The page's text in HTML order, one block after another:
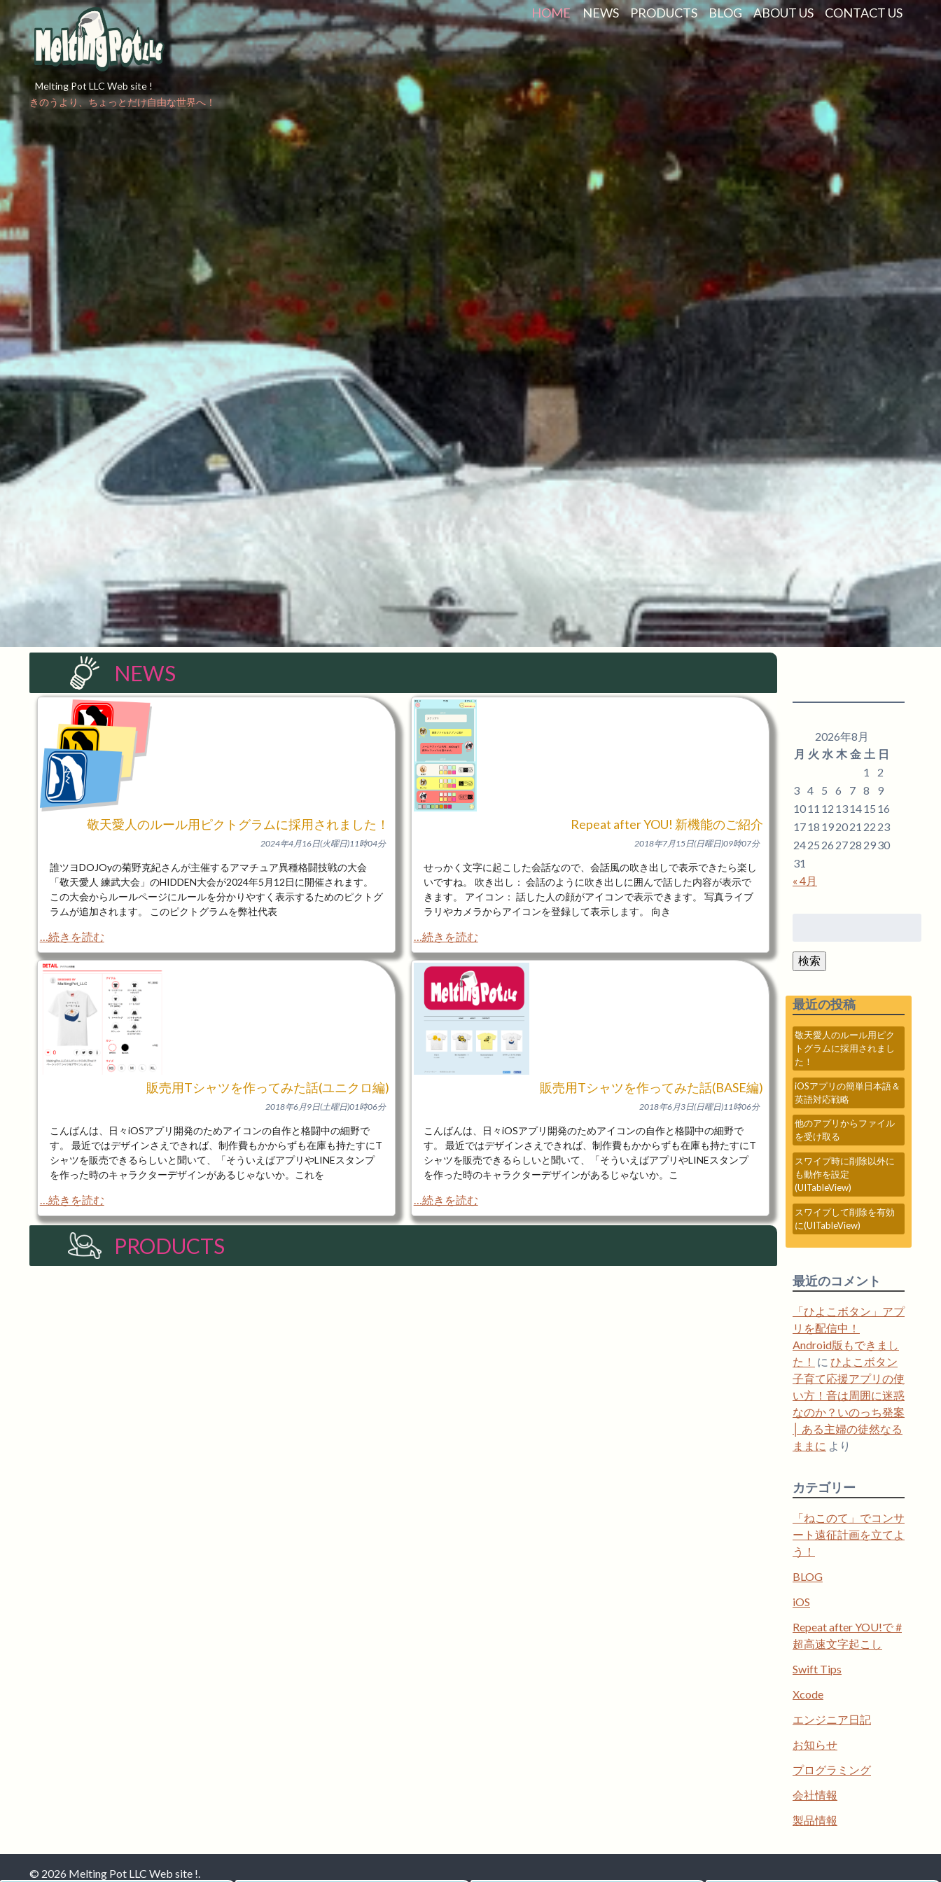
HOME NEWS PRODUCTS BLOG ABOUT US CONTACT US
Melting Pot LLC Web site !
きのうより、ちょっとだけ自由な世界へ！
NEWS
敬天愛人のルール用ピクトグラムに採用されました！
2024年4月16日(火曜日)11時04分
誰ツヨDOJOyの菊野克紀さんが主催するアマチュア異種格闘技戦の大会
「敬天愛人 練武大会」のHIDDEN大会が2024年5月12日に開催されます。
この大会からルールページにルールを分かりやすく表示するためのピクトグ
ラムが追加されます。 このピクトグラムを弊社代表
…続きを読む
Repeat after YOU! 新機能のご紹介
2018年7月15日(日曜日)09時07分
せっかく文字に起こした会話なので、会話風の吹き出しで表示できたら楽し
いですね。 吹き出し： 会話のように吹き出しに囲んで話した内容が表示で
きます。 アイコン： 話した人の顔がアイコンで表示できます。 写真ライブ
ラリやカメラからアイコンを登録して表示します。 向き
…続きを読む
販売用Tシャツを作ってみた話(ユニクロ編)
2018年6月9日(土曜日)01時06分
こんばんは、日々iOSアプリ開発のためアイコンの自作と格闘中の細野で
す。 最近ではデザインさえできれば、制作費もかからずも在庫も持たすにT
シャツを販売できるらしいと聞いて、「そういえばアプリやLINEスタンプ
を作った時のキャラクターデザインがあるじゃないか。これを
…続きを読む
販売用Tシャツを作ってみた話(BASE編)
2018年6月3日(日曜日)11時06分
こんばんは、日々iOSアプリ開発のためアイコンの自作と格闘中の細野で
す。 最近ではデザインさえできれば、制作費もかからずも在庫も持たすにT
シャツを販売できるらしいと聞いて、「そういえばアプリやLINEスタンプ
を作った時のキャラクターデザインがあるじゃないか。こ
…続きを読む
PRODUCTS
2026年8月
月 火 水 木 金 土 日
1
2
3 4 5 6 7 8
9
1011 12 131415 16
1718 192021 22 23
2425 26 2728 2930
31
« 4月
検索
最近の投稿
敬天愛人のルール用ピク
トグラムに採用されまし
た！
iOSアプリの簡単日本語＆
英語対応戦略
他のアプリからファイル
を受け取る
スワイプ時に削除以外に
も動作を設定
(UITableView)
スワイプして削除を有効
に(UITableView)
最近のコメント
「ひよこボタン」アプ
リを配信中！
Android版もできまし
た！ に ひよこボタン
子育て応援アプリの使
い方！音は周囲に迷惑
なのか？いのっち発案
│ ある主婦の徒然なる
ままに より
カテゴリー
「ねこのて」でコンサ
ート遠征計画を立てよ
う！
BLOG
iOS
Repeat after YOU!で #
超高速文字起こし
Swift Tips
Xcode
エンジニア日記
お知らせ
プログラミング
会社情報
製品情報
© 2026 Melting Pot LLC Web site !.